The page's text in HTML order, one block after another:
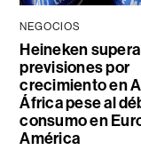
NEGOCIOS
Heineken supera
previsiones por
crecimiento en
África pese al
consumo en
América